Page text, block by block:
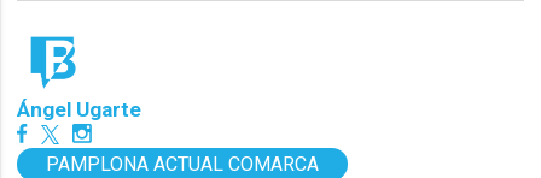
Ángel Ugarte
PAMPLONA ACTUAL COMARCA